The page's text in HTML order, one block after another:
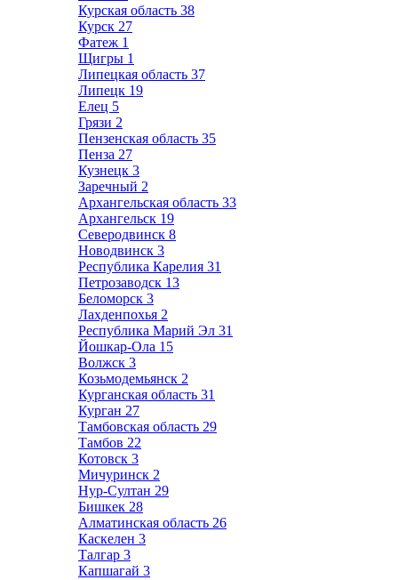
Курская область 38
Курск 27
Фатеж 1
Щигры 1
Липецкая область 37
Липецк 19
Елец 5
Грязи 2
Пензенская область 35
Пенза 27
Кузнецк 3
Заречный 2
Архангельская область 33
Архангельск 19
Северодвинск 8
Новодвинск 3
Республика Карелия 31
Петрозаводск 13
Беломорск 3
Лахденпохья 2
Республика Марий Эл 31
Йошкар-Ола 15
Волжск 3
Козьмодемьянск 2
Курганская область 31
Курган 27
Тамбовская область 29
Тамбов 22
Котовск 3
Мичуринск 2
Нур-Султан 29
Бишкек 28
Алматинская область 26
Каскелен 3
Талгар 3
Капшагай 3